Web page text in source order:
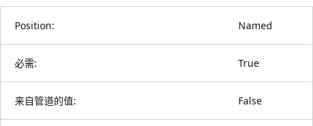
Position: Named
必需: True
来自管道的值: False